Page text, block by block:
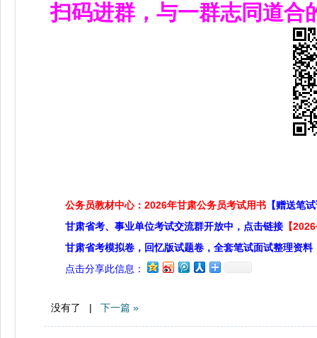
扫码进群，与一群志同道合
公务员教材中心：2026年甘肃公务员考试用书 【赠送笔
甘肃省考、事业单位考试交流群开放中，点击链接 【
甘肃省考模拟卷，回忆版试题卷，全套笔试面试整理资料
点击分享此信息：
没有了 | 下一篇 »